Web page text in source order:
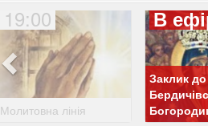
19:00
Молитовна лінія
В
Заклик до